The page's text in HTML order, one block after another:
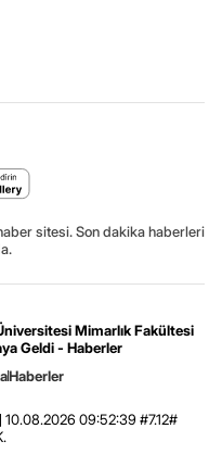
sitesi. Son dakika haberleri
Mimarlık Fakültesi
Geldi - Haberler
Haberler
10.08.2026 09:52:39 #7.12#